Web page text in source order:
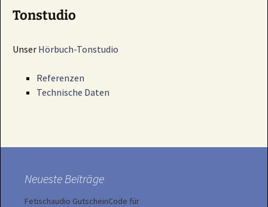
Tonstudio
Unser Hörbuch-Tonstudio
Referenzen
Technische Daten
Neueste Beiträge
Fetischaudio GutscheinCode für